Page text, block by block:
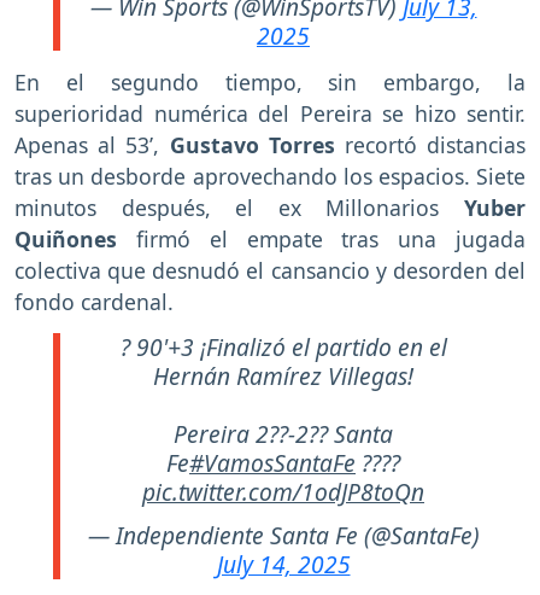
— Win Sports (@WinSportsTV) July 13,
2025
En el segundo tiempo, sin embargo, la
superioridad numérica del Pereira se hizo sentir.
Apenas al 53’, Gustavo Torres recortó distancias
tras un desborde aprovechando los espacios. Siete
minutos después, el ex Millonarios Yuber
Quiñones firmó el empate tras una jugada
colectiva que desnudó el cansancio y desorden del
fondo cardenal.
? 90'+3 ¡Finalizó el partido en el
Hernán Ramírez Villegas!
Pereira 2??-2?? Santa
Fe#VamosSantaFe ????
pic.twitter.com/1odJP8toQn
— Independiente Santa Fe (@SantaFe)
July 14, 2025